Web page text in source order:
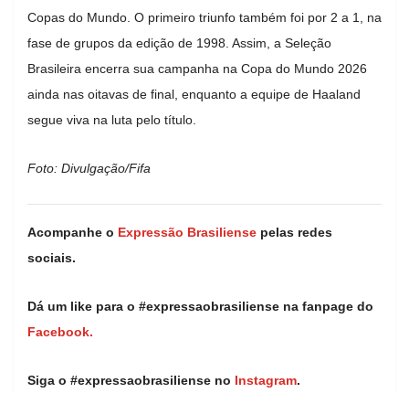
Copas do Mundo. O primeiro triunfo também foi por 2 a 1, na
fase de grupos da edição de 1998. Assim, a Seleção
Brasileira encerra sua campanha na Copa do Mundo 2026
ainda nas oitavas de final, enquanto a equipe de Haaland
segue viva na luta pelo título.
Foto: Divulgação/Fifa
Acompanhe o Expressão Brasiliense pelas redes
sociais.
Dá um like para o #expressaobrasiliense na fanpage do
Facebook.
Siga o #expressaobrasiliense no Instagram.